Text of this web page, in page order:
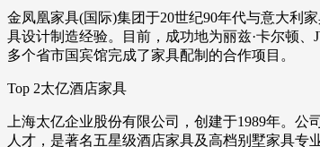
金凤凰家具(国际)集团于20世纪90年代与意大利
具设计制造经验。目前，成功地为丽兹·卡尔顿
多个省市国宾馆完成了家具配制的合作项目。
Top 2太亿酒店家具
上海太亿企业股份有限公司，创建于1989年。
人才，是著名五星级酒店家具及高档别墅家具专